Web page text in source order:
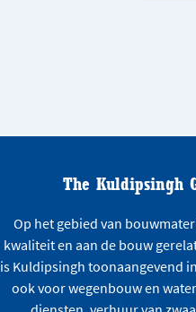
The Kuldipsingh
Op het gebied van
kwaliteit en aan de bouw
is Kuldipsingh toonaangevend
ook voor wegenbouw en